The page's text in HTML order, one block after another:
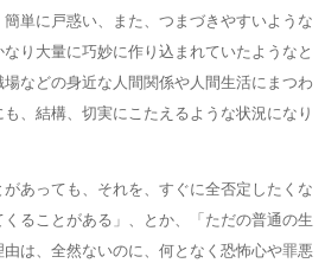
単に戸惑い、また、つまづきやすいような
り大量に巧妙に作り込まれていたようなと
などの身近な人間関係や人間生活にまつわ
、結構、切実にこたえるような状況になり
あっても、それを、すぐに全否定したくな
ることがある」、とか、「ただの普通の生
は、全然ないのに、何となく恐怖心や罪悪